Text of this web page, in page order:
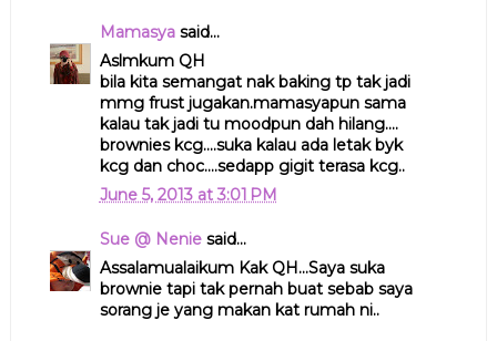
Mamasyasaid...
Aslmkum QH
bila kita semangat nak baking tp tak jadi
mmg frust jugakan.mamasyapun sama
kalau tak jadi tu moodpun dah hilang....
brownies kcg....suka kalau ada letak byk
kcg dan choc....sedapp gigit terasa kcg..
June 5, 2013 at 3:01 PM
Sue @ Neniesaid...
Assalamualaikum Kak QH...Saya suka
brownie tapi tak pernah buat sebab saya
sorang je yang makan kat rumah ni..